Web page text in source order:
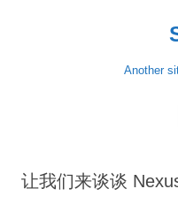
Another
让我们来谈谈